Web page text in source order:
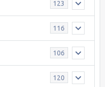
123
116
106
120